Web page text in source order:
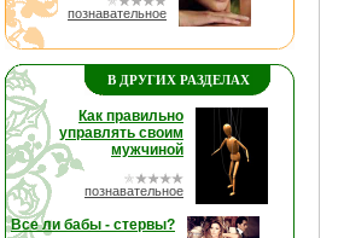
познавательное
В ДРУГИХ РАЗДЕЛАХ
Как правильно
управлять своим
мужчиной
познавательное
Все ли бабы - стервы?